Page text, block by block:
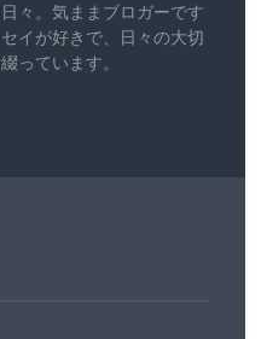
々。気ままブロガーです
イが好きで、日々の大切
っています。